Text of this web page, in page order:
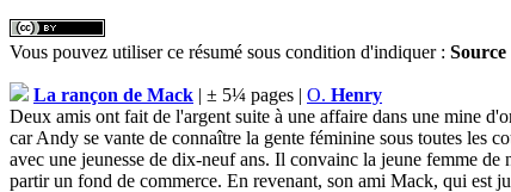
Vous pouvez utiliser ce résumé sous condition d'indiquer : Source
La rançon de Mack | ± 5¼ pages | O. Henry
Deux amis ont fait de l'argent suite à une affaire dans une mine
car Andy se vante de connaître la gente féminine sous toutes les
avec une jeunesse de dix-neuf ans. Il convainc la jeune femme
partir un fond de commerce. En revenant, son ami Mack, qui est